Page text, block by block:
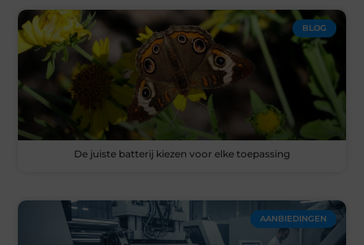
BLOG
De juiste batterij kiezen voor elke toepassing
AANBIEDINGEN